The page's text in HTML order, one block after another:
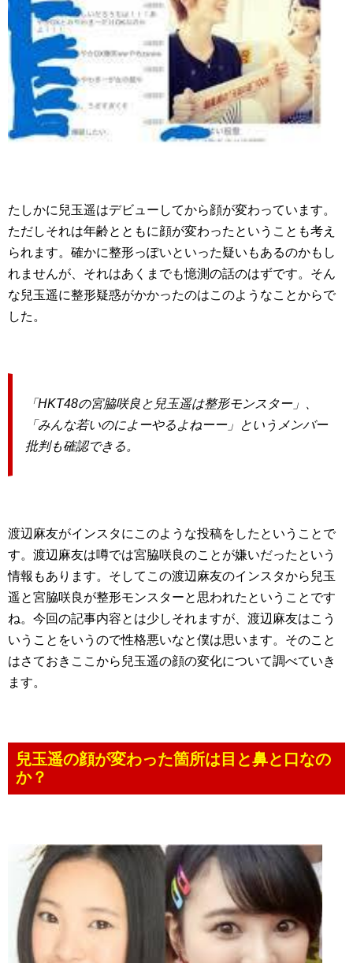
たしかに兒玉遥はデビューしてから顔が変わっています。
ただしそれは年齢とともに顔が変わったということも考え
られます。確かに整形っぽいといった疑いもあるのかもし
れませんが、それはあくまでも憶測の話のはずです。そん
な兒玉遥に整形疑惑がかかったのはこのようなことからで
した。
「HKT48の宮脇咲良と兒玉遥は整形モンスター」、
「みんな若いのによーやるよねーー」というメンバー
批判も確認できる。
渡辺麻友がインスタにこのような投稿をしたということで
す。渡辺麻友は噂では宮脇咲良のことが嫌いだったという
情報もあります。そしてこの渡辺麻友のインスタから兒玉
遥と宮脇咲良が整形モンスターと思われたということです
ね。今回の記事内容とは少しそれますが、渡辺麻友はこう
いうことをいうので性格悪いなと僕は思います。そのこと
はさておきここから兒玉遥の顔の変化について調べていき
ます。
兒玉遥の顔が変わった箇所は目と鼻と口なの
か？